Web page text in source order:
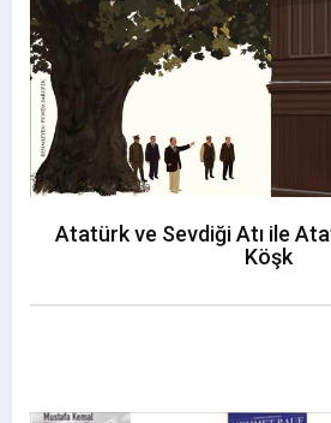
Atatürk ve Sevdiği Atı ile
Köşk